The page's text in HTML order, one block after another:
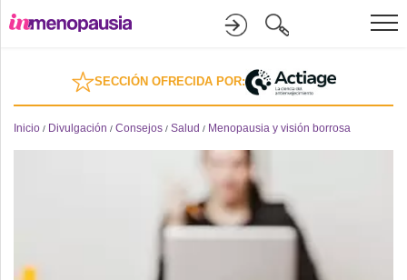
Formación
Online
SECCIÓN OFRECIDA POR:
Inicio / Divulgación / Consejos / Salud / Menopausia y visión borrosa